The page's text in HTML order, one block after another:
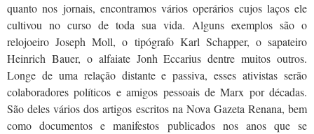
quanto nos jornais, encontramos vários operários cujos laços ele
cultivou no curso de toda sua vida. Alguns exemplos são o
relojoeiro Joseph Moll, o tipógrafo Karl Schapper, o sapateiro
Heinrich Bauer, o alfaiate Jonh Eccarius dentre muitos outros.
Longe de uma relação distante e passiva, esses ativistas serão
colaboradores políticos e amigos pessoais de Marx por décadas.
São deles vários dos artigos escritos na Nova Gazeta Renana, bem
como documentos e manifestos publicados nos anos que se